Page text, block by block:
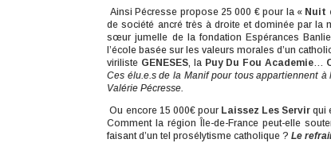
Ainsi Pécresse propose 25 000 € pour la « Nuit
de société ancré très à droite et dominée par la
sœur jumelle de la fondation Espérances
l’école basée sur les valeurs morales d’un
viriliste GENESES, la Puy Du Fou Academie…
Ces élu.e.s de la Manif pour tous appartiennent
Valérie Pécresse.
Ou encore 15 000€ pour Laissez Les Servirqui
Comment la région Île-de-France peut-elle
faisant d’un tel prosélytisme catholique ?Le